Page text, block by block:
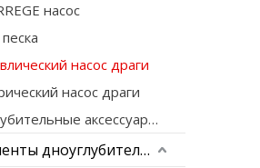
насос
насос драги
насос драги
Дноглубительные аксессуары для насоса
Компоненты дноуглубительного оборудования